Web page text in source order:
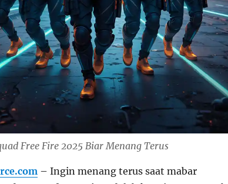
Free Fire 2025 Biar Menang Terus
– Ingin menang terus saat mabar